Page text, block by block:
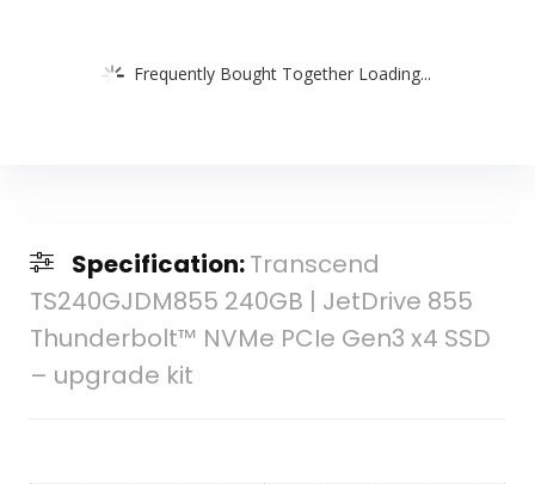
Frequently Bought Together Loading...
Specification:Transcend
TS240GJDM855 240GB | JetDrive 855
Thunderbolt™ NVMe PCIe Gen3 x4 SSD
– upgrade kit